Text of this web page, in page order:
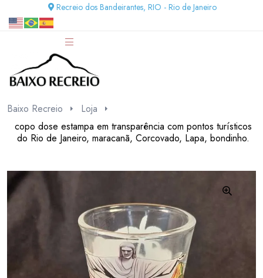
Recreio dos Bandeirantes, RIO - Rio de Janeiro
Baixo Recreio
Loja
copo dose estampa em transparência com pontos turísticos
do Rio de Janeiro, maracanã, Corcovado, Lapa, bondinho.